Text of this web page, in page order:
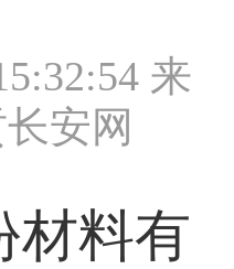
来
安网
料有